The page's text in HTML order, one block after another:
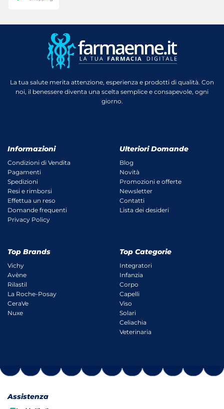
La tua salute merita attenzione, esperienza e prodotti di qualità. Con
noi, il benessere diventa una scelta semplice e consapevole, ogni
giorno.
Informazioni
Condizioni di Vendita
Pagamenti
Spedizioni
Resi e rimborsi
Effettua un reso
Domande frequenti
Privacy Policy
Ulteriori Domande
Blog
Novità
Promozioni e offerte
Newsletter
Contatti
Lista dei desideri
Top Brands
Vichy
Avène
Rilastil
La Roche-Posay
CeraVe
Nuxe
Top Categorie
Integratori
Infanzia
Corpo
Capelli
Viso
Solari
Celiachia
Veterinaria
Assistenza